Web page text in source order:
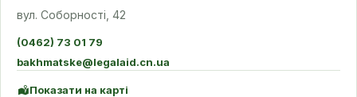
вул. Соборності, 42
(0462) 73 01 79
bakhmatske@legalaid.cn.ua
Показати на карті